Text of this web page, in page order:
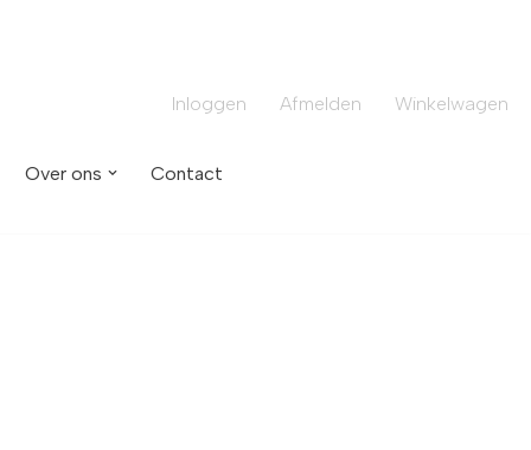
Inloggen Afmelden Winkelwagen
Over ons Contact